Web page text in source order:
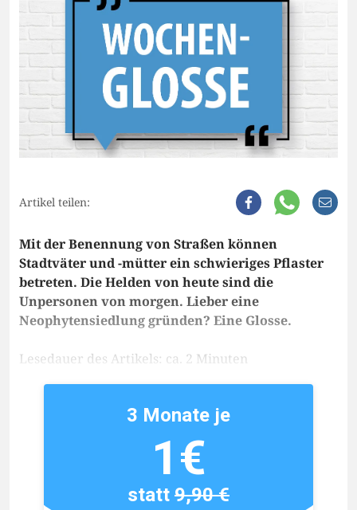
Artikel teilen:
Mit der Benennung von Straßen können
Stadtväter und -mütter ein schwieriges Pflaster
betreten. Die Helden von heute sind die
Unpersonen von morgen. Lieber eine
Neophytensiedlung gründen? Eine Glosse.
Lesedauer des Artikels: ca. 2 Minuten
3 Monate je
1€
statt9,90 €